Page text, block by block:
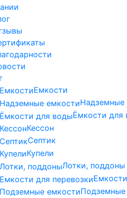
Емкости
Надземные
Ёмкости для
Кессон
Септик
Купели
Лотки, поддоны